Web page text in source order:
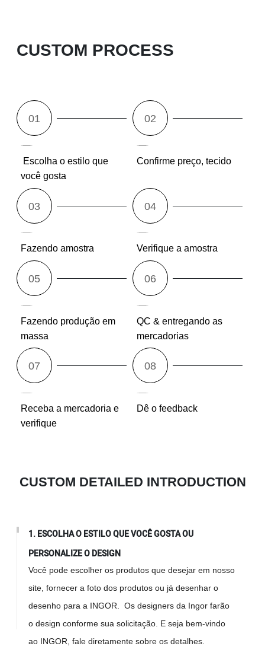
CUSTOM PROCESS
Escolha o estilo que
você gosta
Confirme preço, tecido
Fazendo amostra Verifique a amostra
Fazendo produção em
massa
QC & entregando as
mercadorias
Receba a mercadoria e
verifique
Dê o feedback
CUSTOM DETAILED INTRODUCTION
1. ESCOLHA O ESTILO QUE VOCÊ GOSTA OU
PERSONALIZE O DESIGN
Você pode escolher os produtos que desejar em nosso
site, fornecer a foto dos produtos ou já desenhar o
desenho para a INGOR. Os designers da Ingor farão
o design conforme sua solicitação. E seja bem-vindo
ao INGOR, fale diretamente sobre os detalhes.